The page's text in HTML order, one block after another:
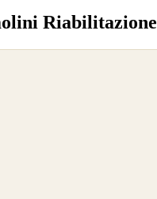
Riabilitazione